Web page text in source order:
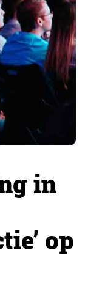
in
op